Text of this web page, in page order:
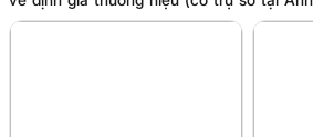
100 thương hiệu giá trị nhất Việt Nam